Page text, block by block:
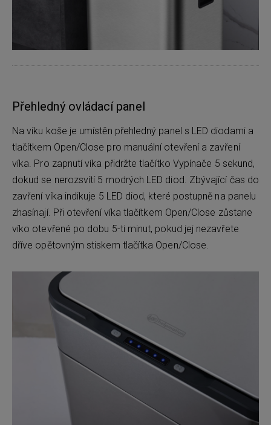
Přehledný ovládací panel
Na víku koše je umístěn přehledný panel s LED diodami a
tlačítkem Open/Close pro manuální otevření a zavření
víka. Pro zapnutí víka přidržte tlačítko Vypínače 5 sekund,
dokud se nerozsvítí 5 modrých LED diod. Zbývající čas do
zavření víka indikuje 5 LED diod, které postupně na panelu
zhasínají. Při otevření víka tlačítkem Open/Close zůstane
víko otevřené po dobu 5-ti minut, pokud jej nezavřete
dříve opětovným stiskem tlačítka Open/Close.